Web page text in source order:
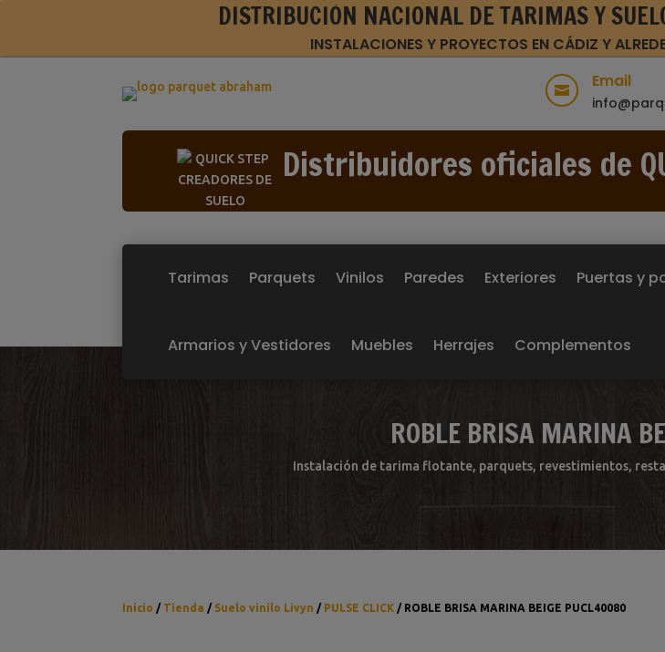
DISTRIBUCIÓN NACIONAL DE TARIMAS Y
INSTALACIONES Y PROYECTOS EN CÁDIZ Y
 Email
Distribuidores oficiales de
Tarimas Parquets Vinilos Paredes Exteriores Puertas y
Armarios y Vestidores Muebles Herrajes Complementos
ROBLE BRISA MARINA
Instalación de tarima flotante, parquets, revestimientos,
Inicio / Tienda / Suelo vinilo Livyn / PULSE CLICK / ROBLE BRISA MARINA BEIGE PUCL40080